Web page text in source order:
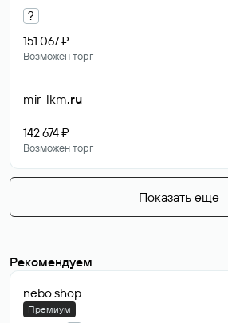
?
151 067 ₽
Возможен торг
mir-lkm.ru
142 674 ₽
Возможен торг
Показать еще
Рекомендуем
nebo.shop
Премиум